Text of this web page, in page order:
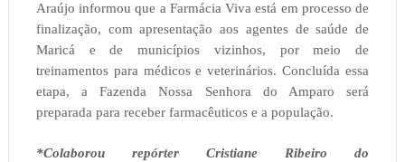
Araújo informou que a Farmácia Viva está em processo de
finalização, com apresentação aos agentes de saúde de
Maricá e de municípios vizinhos, por meio de
treinamentos para médicos e veterinários. Concluída essa
etapa, a Fazenda Nossa Senhora do Amparo será
preparada para receber farmacêuticos e a população.
*Colaborou repórter Cristiane Ribeiro do